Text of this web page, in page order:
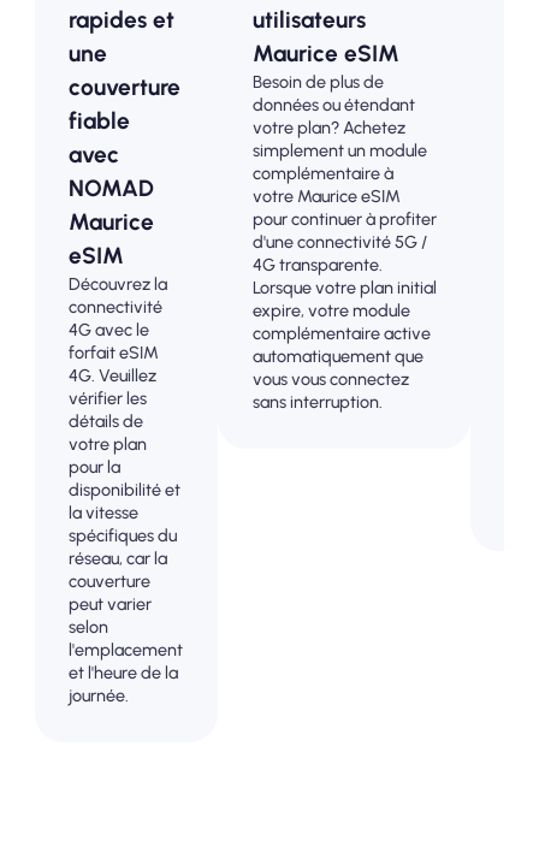
rapides et
une
couverture
fiable
avec
NOMAD
Maurice
eSIM
Découvrez la
connectivité
4G avec le
forfait eSIM
4G. Veuillez
vérifier les
détails de
votre plan
pour la
disponibilité et
la vitesse
spécifiques du
réseau, car la
couverture
peut varier
selon
l'emplacement
et l'heure de la
journée.
utilisateurs
Maurice eSIM
Besoin de plus de
données ou étendant
votre plan? Achetez
simplement un module
complémentaire à
votre Maurice eSIM
pour continuer à profiter
d'une connectivité 5G /
4G transparente.
Lorsque votre plan initial
expire, votre module
complémentaire active
automatiquement que
vous vous connectez
sans interruption.